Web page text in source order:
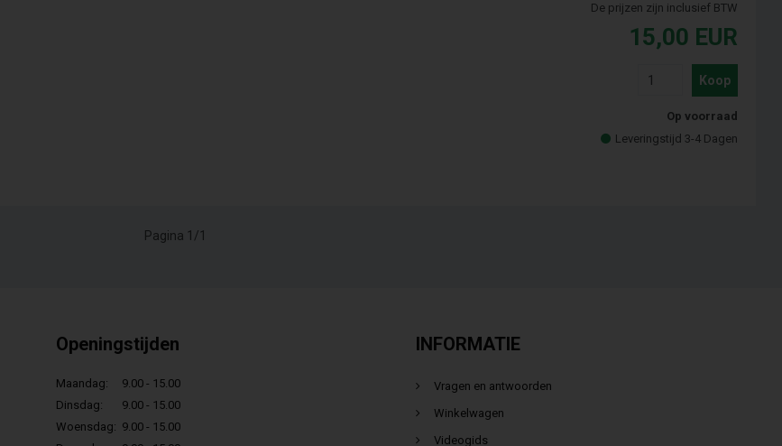
De prijzen zijn inclusief BTW
15,00 EUR
Koop
Op voorraad
Leveringstijd 3-4 Dagen
Pagina 1/1
Openingstijden
Maandag:
9.00 - 15.00
Dinsdag:
9.00 - 15.00
Woensdag: 9.00 - 15.00
INFORMATIE
Vragen en antwoorden
Winkelwagen
Videogids